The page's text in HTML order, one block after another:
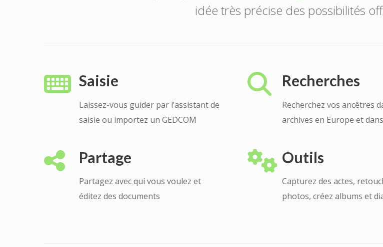
idée très précise des possibilités
Saisie
Laissez-vous guider par l’assistant de
saisie ou importez un GEDCOM
Partage
Partagez avec qui vous voulez et
éditez des documents
Recherches
Recherchez vos ancêtres
archives en Europe et
Outils
Capturez des actes,
photos, créez albums et